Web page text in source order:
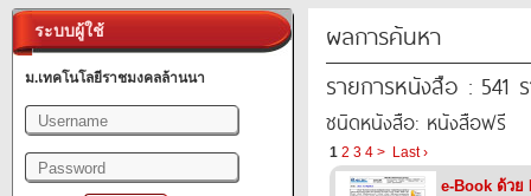
ระบบผู้ใช้
ม.เทคโนโลยีราชมงคลล้านนา
ผลการค้นหา
รายการหนังสือ : 541
ชนิดหนังสือ: หนังสือฟรี
1 2 3 4 > Last ›
e-Book ด้วย